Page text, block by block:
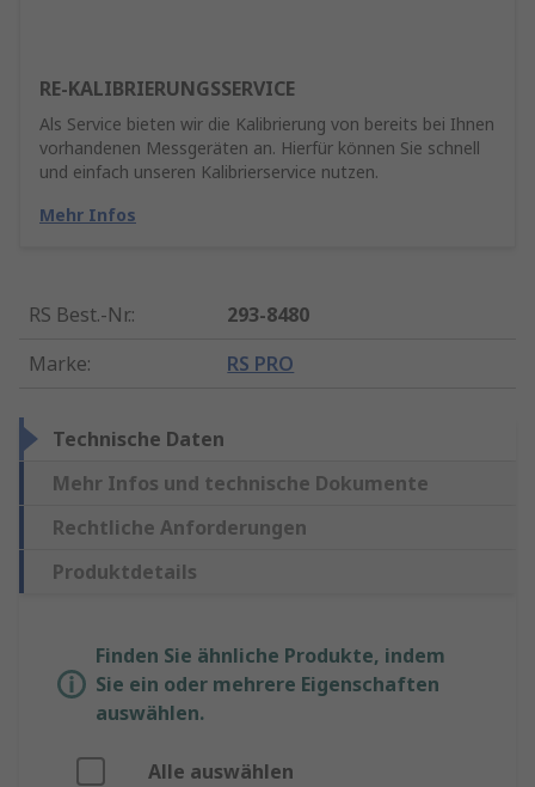
RE-KALIBRIERUNGSSERVICE
Als Service bieten wir die Kalibrierung von bereits bei Ihnen
vorhandenen Messgeräten an. Hierfür können Sie schnell
und einfach unseren Kalibrierservice nutzen.
Mehr Infos
RS Best.-Nr.:
293-8480
Marke: RS PRO
Technische Daten
Mehr Infos und technische Dokumente
Rechtliche Anforderungen
Produktdetails
Finden Sie ähnliche Produkte, indem
Sie ein oder mehrere Eigenschaften
auswählen.
Alle auswählen